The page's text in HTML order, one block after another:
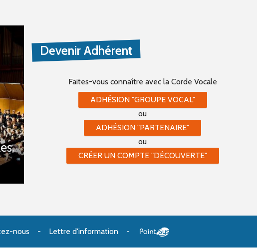
Devenir Adhérent
Faites-vous connaître avec la Corde Vocale
ADHÉSION "GROUPE VOCAL"
ou
ADHÉSION "PARTENAIRE"
ou
CRÉER UN COMPTE "DÉCOUVERTE"
nous Lettre d'information